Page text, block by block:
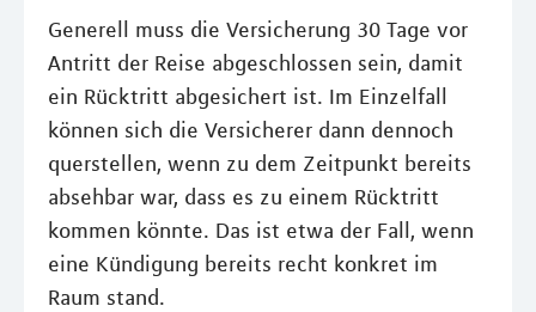
Generell muss die Versicherung 30 Tage vor
Antritt der Reise abgeschlossen sein, damit
ein Rücktritt abgesichert ist. Im Einzelfall
können sich die Versicherer dann dennoch
querstellen, wenn zu dem Zeitpunkt bereits
absehbar war, dass es zu einem Rücktritt
kommen könnte. Das ist etwa der Fall, wenn
eine Kündigung bereits recht konkret im
Raum stand.